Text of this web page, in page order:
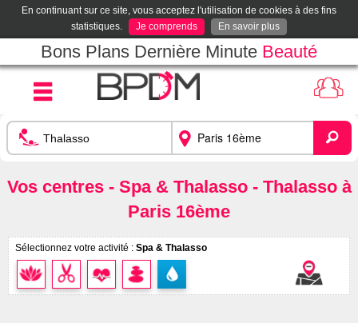
En continuant sur ce site, vous acceptez l'utilisation de cookies à des fins
statistiques.
Je comprends En savoir plus
Bons Plans Dernière Minute Beauté
Vos centres - Spa & Thalasso - Thalasso à
Paris 16ème
Sélectionnez votre activité : Spa & Thalasso